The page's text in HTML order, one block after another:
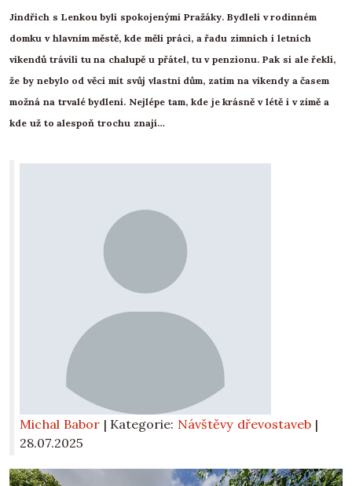
Jindřich s Lenkou byli spokojenými Pražáky. Bydleli v rodinném
domku v hlavním městě, kde měli práci, a řadu zimních i letních
víkendů trávili tu na chalupě u přátel, tu v penzionu. Pak si ale řekli,
že by nebylo od věci mít svůj vlastní dům, zatím na víkendy a časem
možná na trvalé bydlení. Nejlépe tam, kde je krásně v létě i v zimě a
kde už to alespoň trochu znají…
Michal Babor | Kategorie: Návštěvy dřevostaveb |
28.07.2025